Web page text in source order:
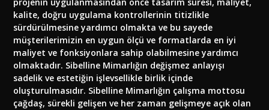
kalite, doğru uygulama kontrollerinin titizlikle
sürdürülmesine yardımcı olmakta ve bu sayede
müşterilerimizin en uygun ölçü ve formatlarda en iyi
maliyet ve fonksiyonlara sahip olabilmesine yardımcı
olmaktadır. Sibelline Mimarlığın değişmez anlayışı
sadelik ve estetiğin işlevsellikle birlik içinde
oluşturulmasıdır. Sibelline Mimarlığın çalışma mottosu
çağdaş, sürekli gelişen ve her zaman gelişmeye açık olan